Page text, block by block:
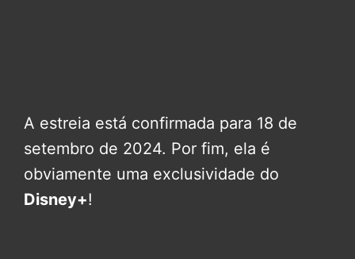
A estreia está confirmada para 18 de
setembro de 2024. Por fim, ela é
obviamente uma exclusividade do
Disney+!